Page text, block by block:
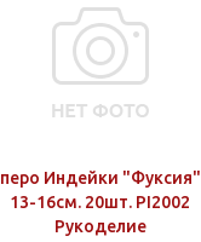
перо Индейки "Фуксия"
13-16см. 20шт. PI2002
Рукоделие